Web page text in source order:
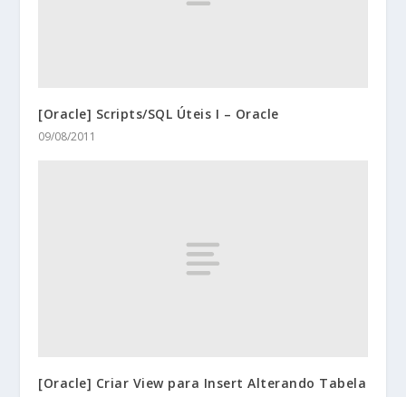
[Oracle] Scripts/SQL Úteis I – Oracle
09/08/2011
[Oracle] Criar View para Insert Alterando Tabela